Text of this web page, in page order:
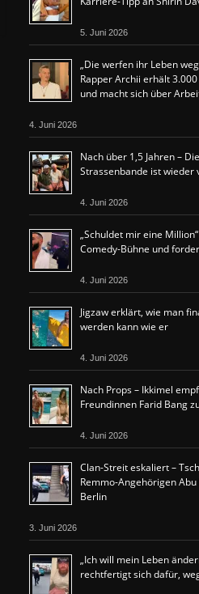
5. Juni 2026
„Die werfen ihr Leben
Rapper Archii erhält
und macht sich über
4. Juni 2026
Nach über 1,5 Jahren –
Strassenbande ist wieder
4. Juni 2026
„Schuldet mir eine
Comedy-Bühne und
4. Juni 2026
Jigzaw erklärt, wie man
werden kann wie er
4. Juni 2026
Nach Props – Ikkimel
Freundinnen Farid Bang
4. Juni 2026
Clan-Streit eskaliert –
Remmo-Angehörigen
Berlin
3. Juni 2026
„Ich will mein Leben
rechtfertigt sich dafür,